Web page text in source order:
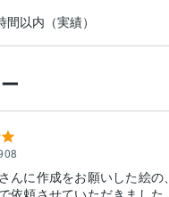
間以内（実績）
んに作成をお願いした絵の、
依頼させていただきました。